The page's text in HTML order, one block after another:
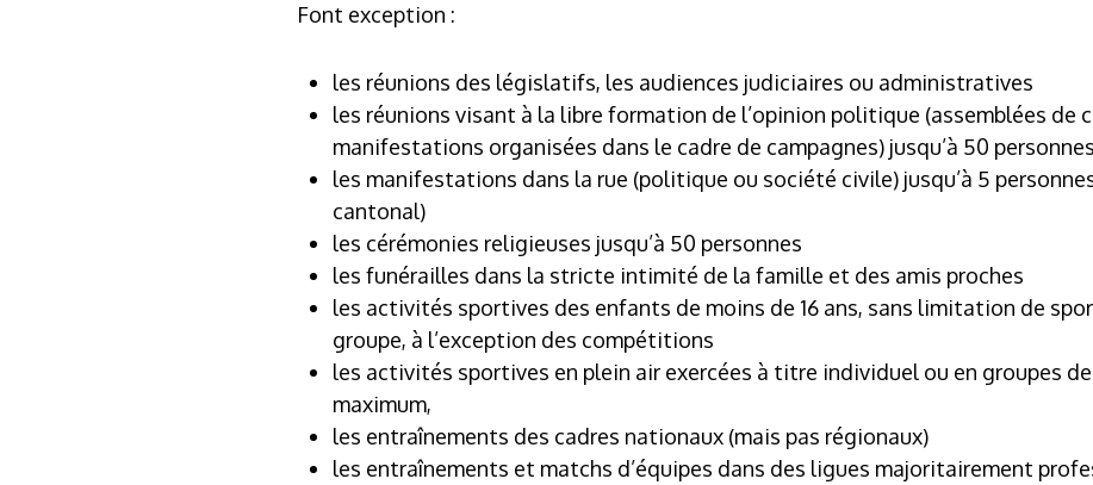
Font exception :
les réunions des législatifs, les audiences judiciaires ou administratives
les réunions visant à la libre formation de l’opinion politique (assemblées de
manifestations organisées dans le cadre de campagnes) jusqu’à 50 personnes
les manifestations dans la rue (politique ou société civile) jusqu’à 5
cantonal)
les cérémonies religieuses jusqu’à 50 personnes
les funérailles dans la stricte intimité de la famille et des amis proches
les activités sportives des enfants de moins de 16 ans, sans limitation de
groupe, à l’exception des compétitions
les activités sportives en plein air exercées à titre individuel ou en groupes
maximum,
les entraînements des cadres nationaux (mais pas régionaux)
les entraînements et matchs d’équipes dans des ligues majoritairement